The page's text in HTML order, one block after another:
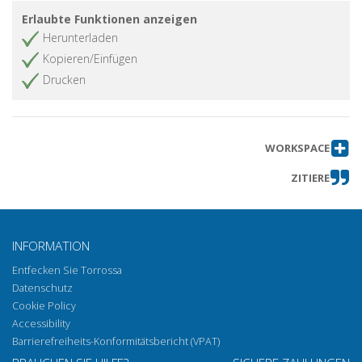
Recensioni
Erlaubte Funktionen anzeigen
Herunterladen
Kopieren/Einfügen
Drucken
WORKSPACE
ZITIERE
INFORMATION
Entfecken Sie Torrossa
Datenschutz
Cookie Policy
Accessibility
Barrierefreiheits-Konformitätsbericht (VPAT)